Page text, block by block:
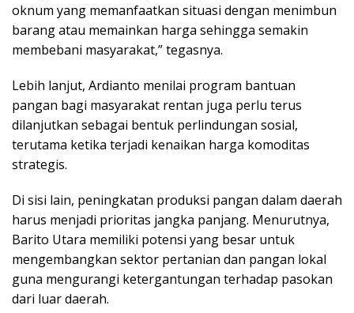
oknum yang memanfaatkan situasi dengan menimbun
barang atau memainkan harga sehingga semakin
membebani masyarakat,” tegasnya.
Lebih lanjut, Ardianto menilai program bantuan
pangan bagi masyarakat rentan juga perlu terus
dilanjutkan sebagai bentuk perlindungan sosial,
terutama ketika terjadi kenaikan harga komoditas
strategis.
Di sisi lain, peningkatan produksi pangan dalam daerah
harus menjadi prioritas jangka panjang. Menurutnya,
Barito Utara memiliki potensi yang besar untuk
mengembangkan sektor pertanian dan pangan lokal
guna mengurangi ketergantungan terhadap pasokan
dari luar daerah.